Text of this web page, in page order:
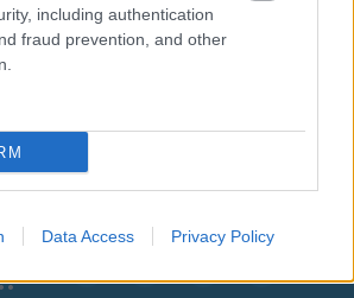
including authentication
fraud prevention, and other
Data Access Privacy Policy